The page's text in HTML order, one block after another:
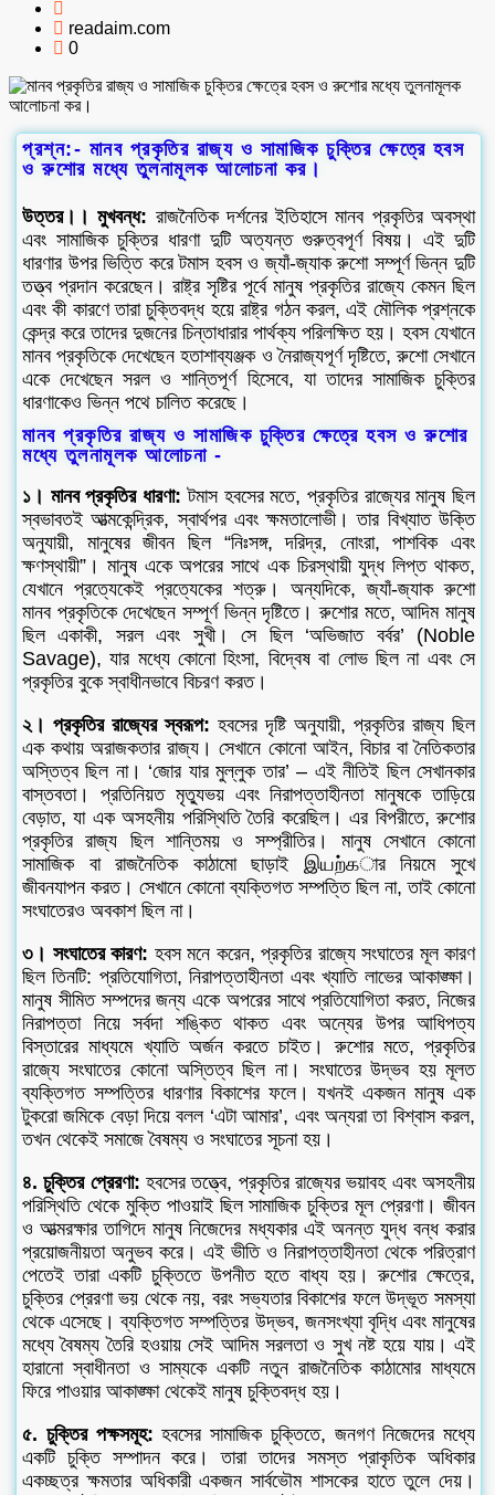
readaim.com
0
প্রশ্ন:- মানব প্রকৃতির রাজ্য ও সামাজিক চুক্তির ক্ষেত্রে হবস
ও রুশোর মধ্যে তুলনামূলক আলোচনা কর।
উত্তর।। মুখবন্ধ: রাজনৈতিক দর্শনের ইতিহাসে মানব প্রকৃতির অবস্থা
এবং সামাজিক চুক্তির ধারণা দুটি অত্যন্ত গুরুত্বপূর্ণ বিষয়। এই দুটি
ধারণার উপর ভিত্তি করে টমাস হবস ও জ্যাঁ-জ্যাক রুশো সম্পূর্ণ ভিন্ন দুটি
তত্ত্ব প্রদান করেছেন। রাষ্ট্র সৃষ্টির পূর্বে মানুষ প্রকৃতির রাজ্যে কেমন ছিল
এবং কী কারণে তারা চুক্তিবদ্ধ হয়ে রাষ্ট্র গঠন করল, এই মৌলিক প্রশ্নকে
কেন্দ্র করে তাদের দুজনের চিন্তাধারার পার্থক্য পরিলক্ষিত হয়। হবস যেখানে
মানব প্রকৃতিকে দেখেছেন হতাশাব্যঞ্জক ও নৈরাজ্যপূর্ণ দৃষ্টিতে, রুশো সেখানে
একে দেখেছেন সরল ও শান্তিপূর্ণ হিসেবে, যা তাদের সামাজিক চুক্তির
ধারণাকেও ভিন্ন পথে চালিত করেছে।
মানব প্রকৃতির রাজ্য ও সামাজিক চুক্তির ক্ষেত্রে হবস ও রুশোর
মধ্যে তুলনামূলক আলোচনা -
১। মানব প্রকৃতির ধারণা: টমাস হবসের মতে, প্রকৃতির রাজ্যের মানুষ ছিল
স্বভাবতই আত্মকেন্দ্রিক, স্বার্থপর এবং ক্ষমতালোভী। তার বিখ্যাত উক্তি
অনুযায়ী, মানুষের জীবন ছিল “নিঃসঙ্গ, দরিদ্র, নোংরা, পাশবিক এবং
ক্ষণস্থায়ী”। মানুষ একে অপরের সাথে এক চিরস্থায়ী যুদ্ধ লিপ্ত থাকত,
যেখানে প্রত্যেকেই প্রত্যেকের শত্রু। অন্যদিকে, জ্যাঁ-জ্যাক রুশো
মানব প্রকৃতিকে দেখেছেন সম্পূর্ণ ভিন্ন দৃষ্টিতে। রুশোর মতে, আদিম মানুষ
ছিল একাকী, সরল এবং সুখী। সে ছিল ‘অভিজাত বর্বর’ (Noble
Savage), যার মধ্যে কোনো হিংসা, বিদ্বেষ বা লোভ ছিল না এবং সে
প্রকৃতির বুকে স্বাধীনভাবে বিচরণ করত।
২। প্রকৃতির রাজ্যের স্বরূপ: হবসের দৃষ্টি অনুযায়ী, প্রকৃতির রাজ্য ছিল
এক কথায় অরাজকতার রাজ্য। সেখানে কোনো আইন, বিচার বা নৈতিকতার
অস্তিত্ব ছিল না। ‘জোর যার মুল্লুক তার’ – এই নীতিই ছিল সেখানকার
বাস্তবতা। প্রতিনিয়ত মৃত্যুভয় এবং নিরাপত্তাহীনতা মানুষকে তাড়িয়ে
বেড়াত, যা এক অসহনীয় পরিস্থিতি তৈরি করেছিল। এর বিপরীতে, রুশোর
প্রকৃতির রাজ্য ছিল শান্তিময় ও সম্প্রীতির। মানুষ সেখানে কোনো
সামাজিক বা রাজনৈতিক কাঠামো ছাড়াই இயற்கার নিয়মে সুখে
জীবনযাপন করত। সেখানে কোনো ব্যক্তিগত সম্পত্তি ছিল না, তাই কোনো
সংঘাতেরও অবকাশ ছিল না।
৩। সংঘাতের কারণ: হবস মনে করেন, প্রকৃতির রাজ্যে সংঘাতের মূল কারণ
ছিল তিনটি: প্রতিযোগিতা, নিরাপত্তাহীনতা এবং খ্যাতি লাভের আকাঙ্ক্ষা।
মানুষ সীমিত সম্পদের জন্য একে অপরের সাথে প্রতিযোগিতা করত, নিজের
নিরাপত্তা নিয়ে সর্বদা শঙ্কিত থাকত এবং অন্যের উপর আধিপত্য
বিস্তারের মাধ্যমে খ্যাতি অর্জন করতে চাইত। রুশোর মতে, প্রকৃতির
রাজ্যে সংঘাতের কোনো অস্তিত্ব ছিল না। সংঘাতের উদ্ভব হয় মূলত
ব্যক্তিগত সম্পত্তির ধারণার বিকাশের ফলে। যখনই একজন মানুষ এক
টুকরো জমিকে বেড়া দিয়ে বলল ‘এটা আমার’, এবং অন্যরা তা বিশ্বাস করল,
তখন থেকেই সমাজে বৈষম্য ও সংঘাতের সূচনা হয়।
৪. চুক্তির প্রেরণা: হবসের তত্ত্বে, প্রকৃতির রাজ্যের ভয়াবহ এবং অসহনীয়
পরিস্থিতি থেকে মুক্তি পাওয়াই ছিল সামাজিক চুক্তির মূল প্রেরণা। জীবন
ও আত্মরক্ষার তাগিদে মানুষ নিজেদের মধ্যকার এই অনন্ত যুদ্ধ বন্ধ করার
প্রয়োজনীয়তা অনুভব করে। এই ভীতি ও নিরাপত্তাহীনতা থেকে পরিত্রাণ
পেতেই তারা একটি চুক্তিতে উপনীত হতে বাধ্য হয়। রুশোর ক্ষেত্রে,
চুক্তির প্রেরণা ভয় থেকে নয়, বরং সভ্যতার বিকাশের ফলে উদ্ভূত সমস্যা
থেকে এসেছে। ব্যক্তিগত সম্পত্তির উদ্ভব, জনসংখ্যা বৃদ্ধি এবং মানুষের
মধ্যে বৈষম্য তৈরি হওয়ায় সেই আদিম সরলতা ও সুখ নষ্ট হয়ে যায়। এই
হারানো স্বাধীনতা ও সাম্যকে একটি নতুন রাজনৈতিক কাঠামোর মাধ্যমে
ফিরে পাওয়ার আকাঙ্ক্ষা থেকেই মানুষ চুক্তিবদ্ধ হয়।
৫. চুক্তির পক্ষসমূহ: হবসের সামাজিক চুক্তিতে, জনগণ নিজেদের মধ্যে
একটি চুক্তি সম্পাদন করে। তারা তাদের সমস্ত প্রাকৃতিক অধিকার
একচ্ছত্র ক্ষমতার অধিকারী একজন সার্বভৌম শাসকের হাতে তুলে দেয়।